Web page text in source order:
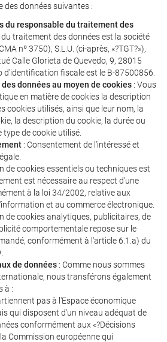
des données suivantes :
du responsable du traitement des
du traitement des données est la société
nº 3750), S.L.U. (ci-après, «?TGT?»),
Calle Glorieta de Quevedo, 9, 28015
d'identification fiscale est le B-87500856.
données au moyen de cookies : Vous
en matière de cookies la description
cookies utilisés, ainsi que leur nom, la
la description du cookie, la durée ou
type de cookie utilisé.
: Consentement de l'intéressé et
de cookies essentiels ou techniques est
est nécessaire au respect d'une
à la loi 34/2002, relative aux
et au commerce électronique.
de cookies analytiques, publicitaires, de
comportementale repose sur le
conformément à l'article 6.1.a) du
de données : Comme nous sommes
nous transférons également
à :
pas à l'Espace économique
qui disposent d'un niveau adéquat de
conformément aux «?Décisions
Commission européenne qui